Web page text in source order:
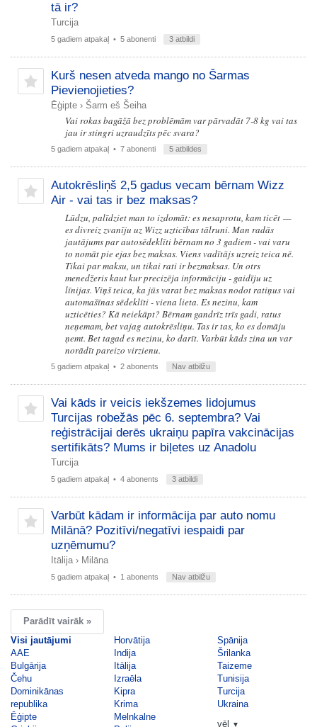
tā ir?
Turcija
5 gadiem atpakaļ • 5 abonenti 3 atbildi
Kurš nesen atveda mango no Šarmas
Pievienojieties?
Ēģipte › Šarm eš Šeiha
Vai rokas bagāžā bez problēmām var pārvadāt 7-8 kg vai tas
jau ir stingri uzraudzīts pēc svara?
5 gadiem atpakaļ • 7 abonenti 5 atbildes
Autokrēsliņš 2,5 gadus vecam bērnam Wizz
Air - vai tas ir bez maksas?
Lūdzu, palīdziet man to izdomāt: es nesaprotu, kam ticēt —
es divreiz zvanīju uz Wizz uzticības tālruni. Man radās
jautājums par autosēdeklīti bērnam no 3 gadiem - vai varu
to nomāt pie ejas bez maksas. Viens vadītājs uzreiz teica nē.
Tikai par maksu, un tikai rati ir bezmaksas. Un otrs
menedžeris kaut kur precizēja informāciju - gaidīju uz
līnijas. Viņš teica, ka jūs varat bez maksas nodot ratiņus vai
automašīnas sēdeklīti - viena lieta. Es nezinu, kam
uzticēties? Kā neiekāpt? Bērnam gandrīz trīs gadi, ratus
neņemam, bet vajag autokrēsliņu. Tas ir tas, ko es domāju
ņemt. Bet tagad es nezinu, ko darīt. Varbūt kāds zina un var
norādīt pareizo virzienu.
5 gadiem atpakaļ • 2 abonents Nav atbilžu
Vai kāds ir veicis iekšzemes lidojumus
Turcijas robežās pēc 6. septembra? Vai
reģistrācijai derēs ukraiņu papīra vakcinācijas
sertifikāts? Mums ir biļetes uz Anadolu
Turcija
5 gadiem atpakaļ • 4 abonents 3 atbildi
Varbūt kādam ir informācija par auto nomu
Milānā? Pozitīvi/negatīvi iespaidi par
uzņēmumu?
Itālija › Milāna
5 gadiem atpakaļ • 1 abonents Nav atbilžu
Parādīt vairāk »
Visi jautājumi
AAE
Bulgārija
Čehu
Dominikānas
republika
Ēģipte
Horvātija
Indija
Itālija
Izraēla
Kipra
Krima
Melnkalne
Spānija
Šrilanka
Taizeme
Tunisija
Turcija
Ukraina
vēl
▼